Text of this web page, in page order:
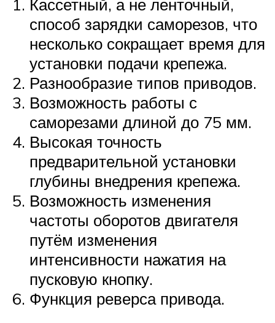
Кассетный, а не ленточный,
способ зарядки саморезов, что
несколько сокращает время для
установки подачи крепежа.
Разнообразие типов приводов.
Возможность работы с
саморезами длиной до 75 мм.
Высокая точность
предварительной установки
глубины внедрения крепежа.
Возможность изменения
частоты оборотов двигателя
путём изменения
интенсивности нажатия на
пусковую кнопку.
Функция реверса привода.